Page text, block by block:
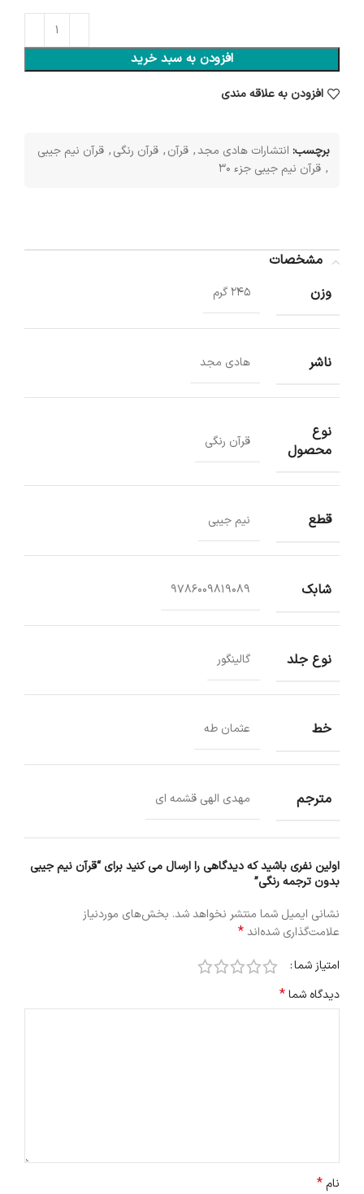
افزودن به سبد خرید
افزودن به علاقه مندی
برچسب: انتشارات هادی مجد, قرآن, قرآن رنگی, قرآن نیم جیبی
, قرآن نیم جیبی جزء 30
مشخصات
وزن
245 گرم
ناشر هادی مجد
نوع
محصول
قرآن رنگی
قطع نیم جیبی
شابک 9786009819089
نوع جلد گالینگور
خط عثمان طه
مترجم مهدی الهی قشمه ای
اولین نفری باشید که دیدگاهی را ارسال می کنید برای “قرآن نیم جیبی
بدون ترجمه رنگی”
نشانی ایمیل شما منتشر نخواهد شد. بخش‌های موردنیاز
علامت‌گذاری شده‌اند*
امتیاز شما
دیدگاه شما*
نام*